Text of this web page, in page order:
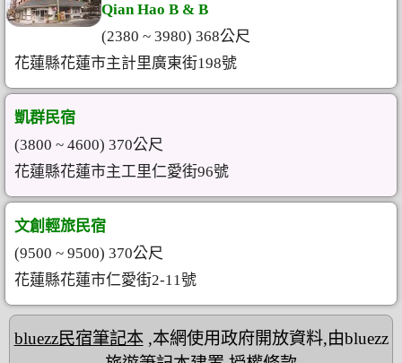
Qian Hao B & B
(2380 ~ 3980) 368公尺
花蓮縣花蓮市主計里廣東街198號
凱群民宿
(3800 ~ 4600) 370公尺
花蓮縣花蓮市主工里仁愛街96號
文創輕旅民宿
(9500 ~ 9500) 370公尺
花蓮縣花蓮市仁愛街2-11號
bluezz民宿筆記本,本網使用政府開放資料,由bluezz